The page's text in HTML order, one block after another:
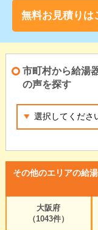
無料お見積りは
市町村から給湯
の声を探す
その他のエリアの給
大阪府
（1043件）